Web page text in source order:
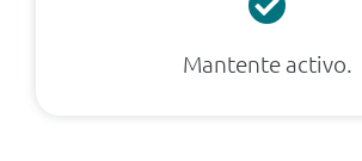
Mantente activo.